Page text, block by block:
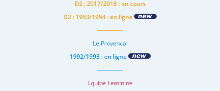
D2 : 2017/2018 : en cours
D2 : 1953/1954 : en ligne
-------------
Le Provencal
1992/1993 : en ligne
-------------
Equipe Feminine